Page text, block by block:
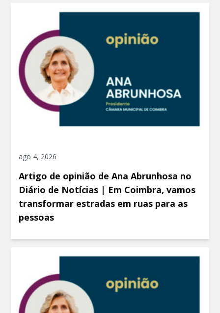
ago 4, 2026
Artigo de opinião de Ana Abrunhosa no
Diário de Notícias | Em Coimbra, vamos
transformar estradas em ruas para as
pessoas